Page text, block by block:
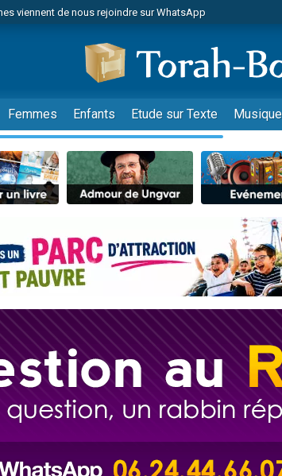
viennent de nous rejoindre sur WhatsApp
viennent de faire un don pour 1 Journée de Vacances
viennent de demander une bénédiction
viennent de nous rejoindre sur WhatsApp
49 places pour étudier en groupe sur Zoom
viennent de faire un don pour Diane, 80 ans, dans un
donner son Maasser
viennent de nous rejoindre sur WhatsApp
viennent de faire un don pour 5 jours de vacances
de donner son Maasser
viennent de demander une bénédiction
viennent de nous rejoindre sur WhatsApp
viennent de faire un don pour Sauvez la jambe de
49 places pour étudier en groupe sur Zoom
viennent de nous rejoindre sur WhatsApp
viennent de nous rejoindre sur WhatsApp
viennent de nous rejoindre sur WhatsApp
Femmes Enfants Etude sur Texte Musique